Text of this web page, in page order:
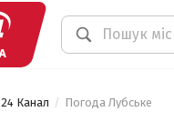
24 Канал Погода Лубське